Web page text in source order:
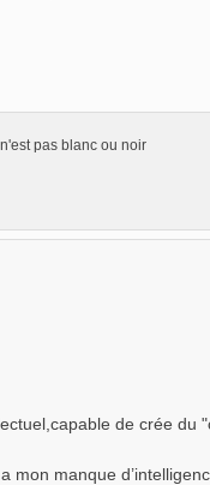
pas blanc ou noir
de crée du
manque